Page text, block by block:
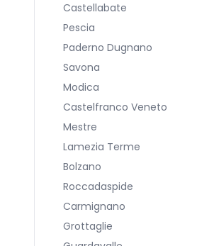
Castellabate
Pescia
Paderno Dugnano
Savona
Modica
Castelfranco Veneto
Mestre
Lamezia Terme
Bolzano
Roccadaspide
Carmignano
Grottaglie